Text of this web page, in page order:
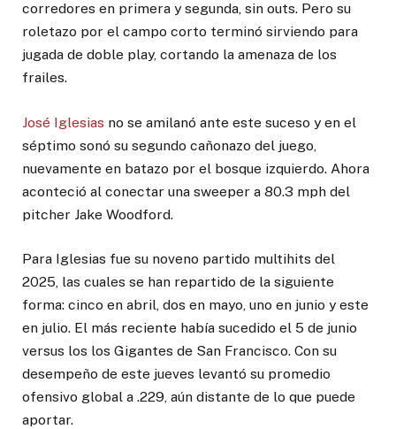
corredores en primera y segunda, sin outs. Pero su
roletazo por el campo corto terminó sirviendo para
jugada de doble play, cortando la amenaza de los
frailes.
José Iglesias no se amilanó ante este suceso y en el
séptimo sonó su segundo cañonazo del juego,
nuevamente en batazo por el bosque izquierdo. Ahora
aconteció al conectar una sweeper a 80.3 mph del
pitcher Jake Woodford.
Para Iglesias fue su noveno partido multihits del
2025, las cuales se han repartido de la siguiente
forma: cinco en abril, dos en mayo, uno en junio y este
en julio. El más reciente había sucedido el 5 de junio
versus los los Gigantes de San Francisco. Con su
desempeño de este jueves levantó su promedio
ofensivo global a .229, aún distante de lo que puede
aportar.